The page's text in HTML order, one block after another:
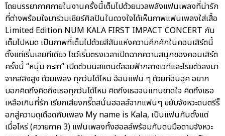
โดยบรรยากาศภายในงานครั้งนี้เต็มไปด้วยมวลพลังแฟนเพลงที่น่ารัก
ที่ต่างพร้อมใจมาร่วมเชียร์ศิลปินในดวงใจได้เห็นภาพแฟนเพลงใส่เสื้อ
Limited Edition NUM KALA FIRST IMPACT CONCERT กัน
เต็มไปหมด เป็นภาพที่เต็มไปด้วยสีสันแห่งความคึกคักในคอนเสิร์ตนี้
ตั้งแต่เริ่มเลยทีเดียว โชว์เริ่มตรงเวลาเปิดฉากความสนุกของคอนเสิร์ต
ครั้งนี้ “หนุ่ม กะลา” เปิดตัวบนสแตนด์ลอยฟ้ากลางเวทีและโรยตัวลงมา
จากสลิงสูง ด้วยเพลง ทุกวันได้ไหม อ้อนแฟน ๆ ด้วยท่อนฮุค อยาก
บอกคิดถึงคิดถึงเธอทุกวันได้ไหม คิดถึงเธอจนแทบขาดใจ คิดถึงเธอ
เหลือเกินที่รัก เรียกเสียงกรี๊ดสนั่นฮอลล์จากแฟนๆ ขยับจังหวะดนตรีร็
อกสู่ความดุเดือดกับเพลง My name is Kala, เป็นแฟนกันตั้งแต่
เมื่อไหร่ (ควายภาค 3) แฟนเพลงทั้งฮอลล์พร้อมกันตบมือตามจังหวะ